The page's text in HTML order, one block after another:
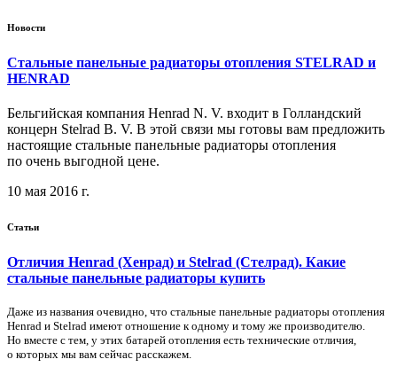
Новости
Стальные панельные радиаторы отопления STELRAD и
HENRAD
Бельгийская компания Henrad N. V. входит в Голландский
концерн Stelrad B. V. В этой связи мы готовы вам предложить
настоящие стальные панельные радиаторы отопления
по очень выгодной цене.
10 мая 2016 г.
Статьи
Отличия Henrad (Хенрад) и Stelrad (Стелрад). Какие
стальные панельные радиаторы купить
Даже из названия очевидно, что стальные панельные радиаторы отопления
Henrad и Stelrad имеют отношение к одному и тому же производителю.
Но вместе с тем, у этих батарей отопления есть технические отличия,
о которых мы вам сейчас расскажем.